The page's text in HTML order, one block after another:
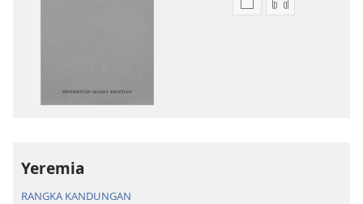
PilihanPilihan
Yeremia
RANGKA KANDUNGAN